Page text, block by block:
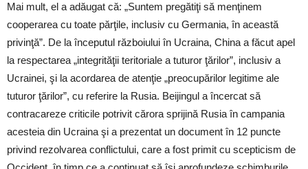
Mai mult, el a adăugat că: „Suntem pregătiţi să menţinem
cooperarea cu toate părţile, inclusiv cu Germania, în această
privinţă”. De la începutul războiului în Ucraina, China a făcut apel
la respectarea „integrităţii teritoriale a tuturor ţărilor”, inclusiv a
Ucrainei, şi la acordarea de atenţie „preocupărilor legitime ale
tuturor ţărilor”, cu referire la Rusia. Beijingul a încercat să
contracareze criticile potrivit cărora sprijină Rusia în campania
acesteia din Ucraina şi a prezentat un document în 12 puncte
privind rezolvarea conflictului, care a fost primit cu scepticism de